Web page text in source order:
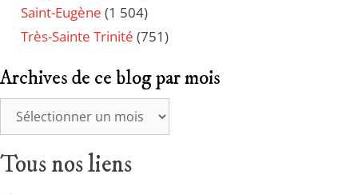
Saint-Eugène (1 504)
Très-Sainte Trinité (751)
Archives de ce blog par mois
Tous nos liens